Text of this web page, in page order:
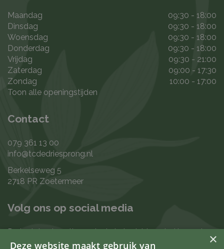
Maandag
09:30 - 18:00
Dinsdag
09:30 - 18:00
Woensdag
09:30 - 18:00
Donderdag
09:30 - 18:00
Vrijdag
09:30 - 21:00
Zaterdag
09:00 - 17:30
Zondag
10:00 - 17:00
Toon alle openingstijden
Contact
079 361 13 00
info@tcdedriesprong.nl
Berkelseweg 5
2718 PR Zoetermeer
Volg ons op social media
De laatste nieuwtjes en leukste berichten vind je op de
de volgende kanalen:
×
Deze website maakt gebruik van